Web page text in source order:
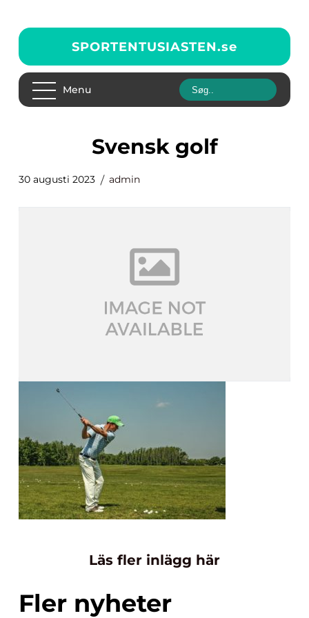
SPORTENTUSIASTEN.se
Menu
svensk golf
30 augusti 2023 admin
Läs fler inlägg här
Fler nyheter